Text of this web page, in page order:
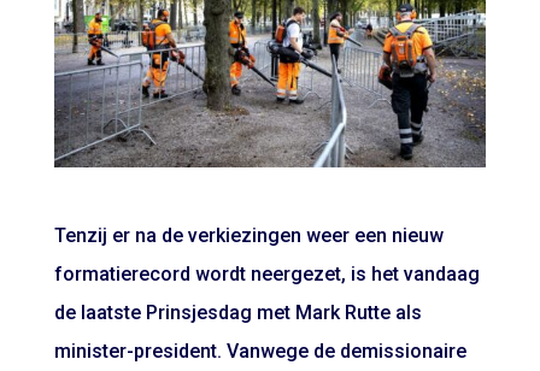
Tenzij er na de verkiezingen weer een nieuw
formatierecord wordt neergezet, is het vandaag
de laatste Prinsjesdag met Mark Rutte als
minister-president. Vanwege de demissionaire